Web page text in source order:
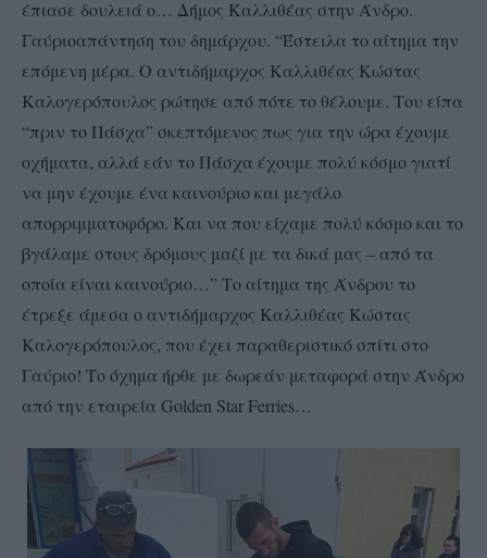
έπιασε δουλειά ο… Δήμος Καλλιθέας στην Άνδρο.
Γαύριοαπάντηση του δημάρχου. “Έστειλα το αίτημα την
επόμενη μέρα. Ο αντιδήμαρχος Καλλιθέας Κώστας
Καλογερόπουλος ρώτησε από πότε το θέλουμε. Του είπα
“πριν το Πάσχα” σκεπτόμενος πως για την ώρα έχουμε
οχήματα, αλλά εάν το Πάσχα έχουμε πολύ κόσμο γιατί
να μην έχουμε ένα καινούριο και μεγάλο
απορριμματοφόρο. Και να που είχαμε πολύ κόσμο και το
βγάλαμε στους δρόμους μαζί με τα δικά μας – από τα
οποία είναι καινούριο…” Το αίτημα της Άνδρου το
έτρεξε άμεσα ο αντιδήμαρχος Καλλιθέας Κώστας
Καλογερόπουλος, που έχει παραθεριστικό σπίτι στο
Γαύριο! Το όχημα ήρθε με δωρεάν μεταφορά στην Άνδρο
από την εταιρεία Golden Star Ferries…